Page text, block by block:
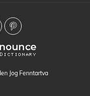
Jog Fenntartva